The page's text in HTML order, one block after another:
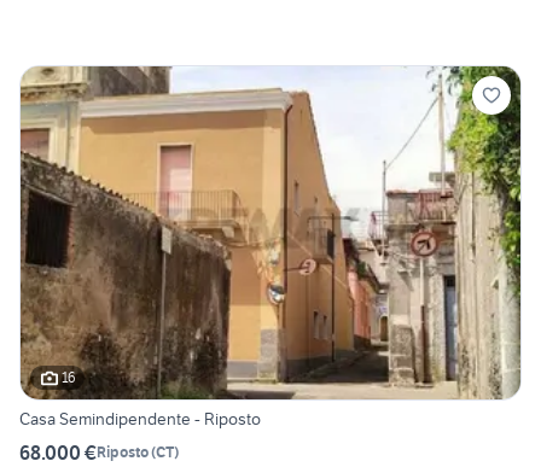
16
Casa Semindipendente - Riposto
68.000 €Riposto(CT)